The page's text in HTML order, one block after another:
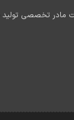
تولید نیروی برق